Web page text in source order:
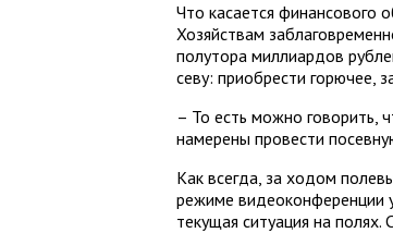
Что касается финансового
Хозяйствам
полутора миллиардов
севу: приобрести горючее,
– То есть можно говорить,
намерены провести
Как всегда, за ходом
режиме видеоконференции
текущая ситуация на